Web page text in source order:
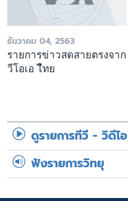
ธันวาคม 04, 2563
รายการข่าวสดสายตรงจาก
วีโอเอ ไืทย
ดูรายการทีวี - วิดีโอ
ฟังรายการวิทยุ